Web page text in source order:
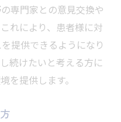
専門家との意見交換や
れにより、患者様に対
提供できるようになり
続けたいと考える方に
を提供します。